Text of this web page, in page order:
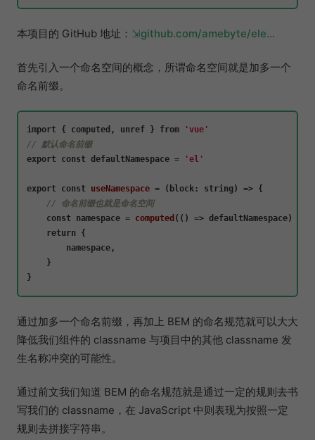
本项目的 GitHub 地址： github.com/amebyte/ele…
首先引入一个命名空间的概念，所谓命名空间就是加多一个
命名前缀。
import { computed, unref } from
'vue'
// 默认命名前缀
export
const defaultNamespace = 'el'
export const useNamespace = ( block: string) => {
// 命名前缀也就是命名空间
const namespace = computed ( () => defaultNamespace)
return {
        namespace,
    }
通过加多一个命名前缀，再加上 BEM 的命名规范就可以大大
降低我们组件的 classname 与项目中的其他 classname 发
生名称冲突的可能性。
通过前文我们知道 BEM 的命名规范就是通过一定的规则去书
写我们的 classname，在 JavaScript 中则表现为按照一定
规则去拼接字符串。